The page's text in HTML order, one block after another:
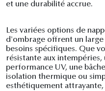
et une durabilité accrue.
Les variées options de
d'ombrage offrent un
besoins spécifiques. Que
résistante aux
performance UV, une
isolation thermique ou
esthétiquement